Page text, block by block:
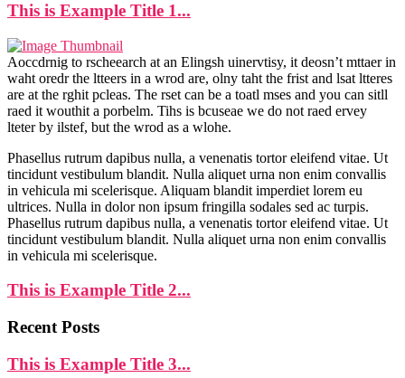
This is Example Title 1...
Aoccdrnig to rscheearch at an Elingsh uinervtisy, it deosn’t mttaer in
waht oredr the ltteers in a wrod are, olny taht the frist and lsat ltteres
are at the rghit pcleas. The rset can be a toatl mses and you can sitll
raed it wouthit a porbelm. Tihs is bcuseae we do not raed ervey
lteter by ilstef, but the wrod as a wlohe.
Phasellus rutrum dapibus nulla, a venenatis tortor eleifend vitae. Ut
tincidunt vestibulum blandit. Nulla aliquet urna non enim convallis
in vehicula mi scelerisque. Aliquam blandit imperdiet lorem eu
ultrices. Nulla in dolor non ipsum fringilla sodales sed ac turpis.
Phasellus rutrum dapibus nulla, a venenatis tortor eleifend vitae. Ut
tincidunt vestibulum blandit. Nulla aliquet urna non enim convallis
in vehicula mi scelerisque.
This is Example Title 2...
Recent Posts
This is Example Title 3...